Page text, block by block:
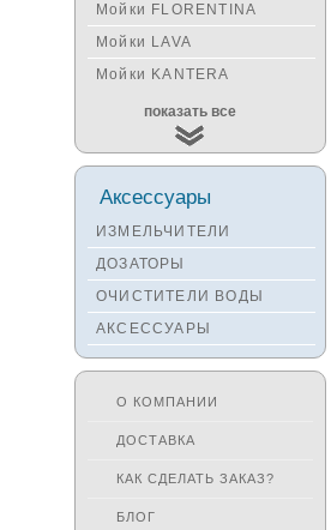
Мойки FLORENTINA
Мойки LAVA
Мойки KANTERA
Мойки KUCHENSTERN
Мойки ALVEUS
Мойки TEKA
Мойки ZORG
Мойки SEAMAN
Мойки ZIGMUND&SHTAIN
Мойки OULIN
Мойки PAULMARK
показать все
Аксессуары
ИЗМЕЛЬЧИТЕЛИ
ДОЗАТОРЫ
ОЧИСТИТЕЛИ ВОДЫ
АКСЕССУАРЫ
О КОМПАНИИ
ДОСТАВКА
КАК СДЕЛАТЬ ЗАКАЗ?
БЛОГ